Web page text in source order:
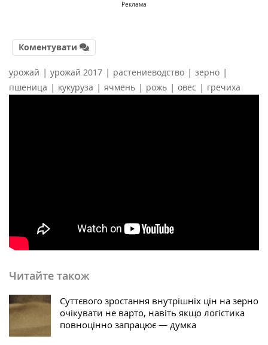
Реклама
Коментувати
урожай | урожай 2017 | растениеводство | зерно |
пшеница | кукуруза | ячмень | рожь | овес | гречиха
Читайте також
Суттєвого зростання внутрішніх цін на зерно
очікувати не варто, навіть якщо логістика
повноцінно запрацює — думка